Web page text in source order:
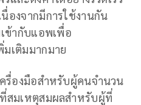
งจากมีการใช้งานกัน
ข้ากับแอพเพื่อ
เติมมากมาย
รื่องมือสำหรับผู้คนจำนวน
สมเหตุสมผลสำหรับผู้ที่